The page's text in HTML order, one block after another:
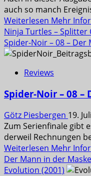
auch so manch
Weiterlesen Mehr
Ninja Turtles – Splitter
Spider-Noir – 08 – Der
Reviews
Spider-Noir – 08 –
Götz Piesbergen 19.
Zum Serienfinale gibt
derweil Rechnungen
Weiterlesen Mehr
Der Mann in der Maske
Evolution (2001)